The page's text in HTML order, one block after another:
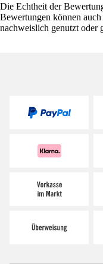
Die Echtheit der
Bewertungen können
nachweislich genutzt oder